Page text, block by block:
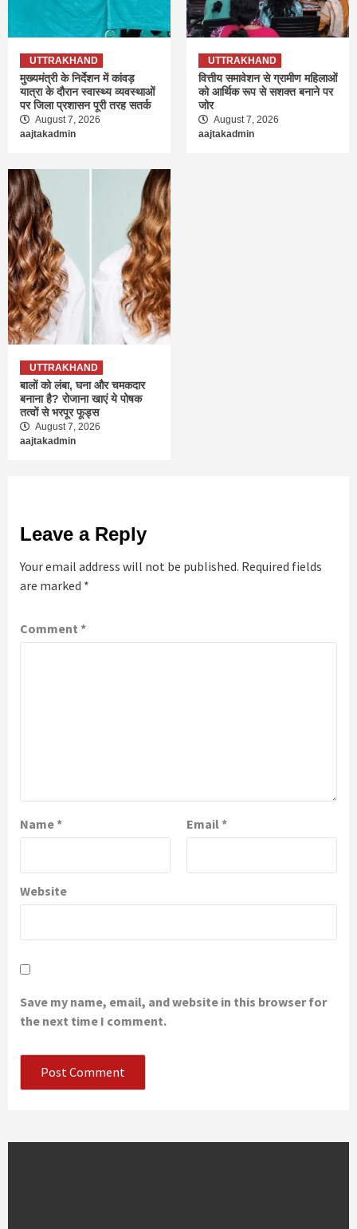
UTTRAKHAND
मुख्यमंत्री के निर्देशन में कांवड़
यात्रा के दौरान स्वास्थ्य व्यवस्थाओं
पर जिला प्रशासन पूरी तरह सतर्क
August 7, 2026
aajtakadmin
UTTRAKHAND
वित्तीय समावेशन से ग्रामीण महिलाओं
को आर्थिक रूप से सशक्त बनाने पर
जोर
August 7, 2026
aajtakadmin
UTTRAKHAND
बालों को लंबा, घना और चमकदार
बनाना है? रोजाना खाएं ये पोषक
तत्वों से भरपूर फूड्स
August 7, 2026
aajtakadmin
Leave a Reply
Your email address will not be published. Required fields
are marked *
Comment *
Name* Email *
Website
Save my name, email, and website in this browser for
the next time I comment.